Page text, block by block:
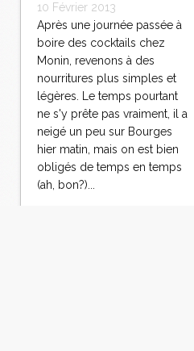
10 Février 2013
Après une journée passée à
boire des cocktails chez
Monin, revenons à des
nourritures plus simples et
légères. Le temps pourtant
ne s'y prête pas vraiment, il a
neigé un peu sur Bourges
hier matin, mais on est bien
obligés de temps en temps
(ah, bon?)...